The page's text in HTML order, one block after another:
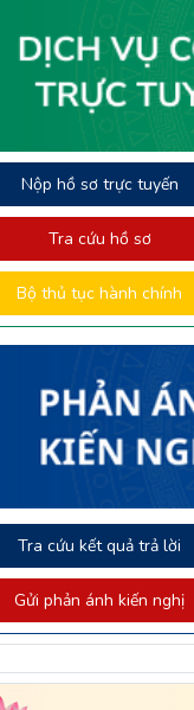
Nộp hồ sơ trực tuyến
Tra cứu hồ sơ
Bộ thủ tục hành chính
Tra cứu kết quả trả lời
Gửi phản ánh kiến nghị